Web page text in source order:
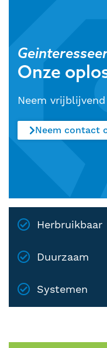
Onze
Neem
Neem contact
Herbruikbaar
Duurzaam
Systemen